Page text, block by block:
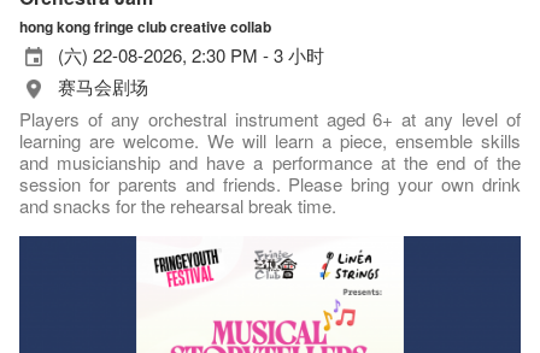
hong kong fringe club creative collab
(六) 22-08-2026, 2:30 PM - 3 小时
赛马会剧场
Players of any orchestral instrument aged 6+ at any level of
learning are welcome. We will learn a piece, ensemble skills
and musicianship and have a performance at the end of the
session for parents and friends. Please bring your own drink
and snacks for the rehearsal break time.